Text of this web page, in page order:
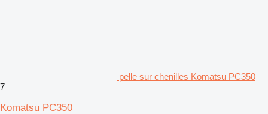
pelle sur chenilles Komatsu PC350
7
Komatsu PC350